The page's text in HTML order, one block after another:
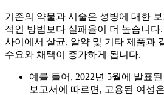
기존의 약물과 시술은 성병에 대한
적인 방법보다 실패율이 더 높습니다
사이에서 살균, 알약 및 기타 제품과
수요와 채택이 증가하게 됩니다.
예를 들어, 2022년 5월에 발표
보고서에 따르면, 고용된 여성